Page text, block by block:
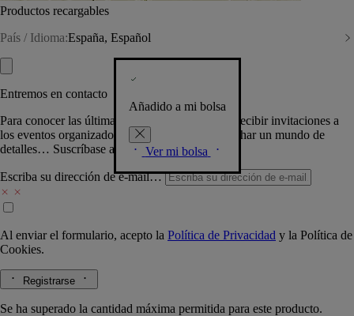
Productos recargables
País / Idioma:España, Español
Añadido a mi bolsa
Ver mi bolsa
Entremos en contacto
Para conocer las últimas creaciones de la Casa, recibir invitaciones a
los eventos organizados por Diptyque y aprovechar un mundo de
detalles… Suscríbase a nuestra newsletter.
Escriba su dirección de e-mail…
Al enviar el formulario, acepto la Política de Privacidad y la Política de
Cookies.
Registrarse
Se ha superado la cantidad máxima permitida para este producto.